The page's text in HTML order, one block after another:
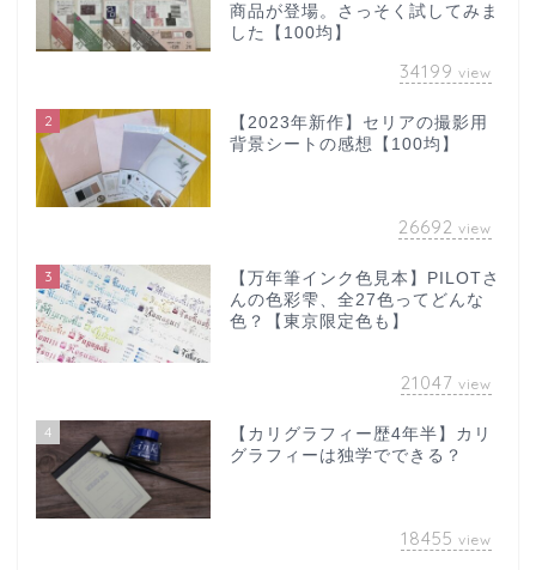
商品が登場。さっそく試してみま
した【100均】
34199 view
2
【2023年新作】セリアの撮影用
背景シートの感想【100均】
26692 view
3
【万年筆インク色見本】PILOTさ
んの色彩雫、全27色ってどんな
色？【東京限定色も】
21047 view
4
【カリグラフィー歴4年半】カリ
グラフィーは独学でできる？
18455 view